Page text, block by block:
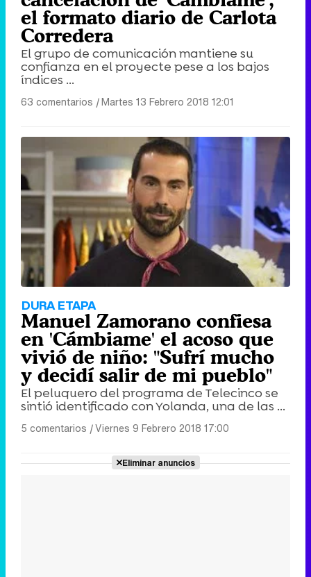
el formato diario de Carlota
Corredera
El grupo de comunicación mantiene su
confianza en el proyecte pese a los bajos
índices ...
63 comentarios |Martes 13 Febrero 2018 12:01
DURA ETAPA
Manuel Zamorano confiesa
en 'Cámbiame' el acoso que
vivió de niño: "Sufrí mucho
y decidí salir de mi pueblo"
El peluquero del programa de Telecinco se
sintió identificado con Yolanda, una de las ...
5 comentarios |Viernes 9 Febrero 2018 17:00
Eliminar anuncios